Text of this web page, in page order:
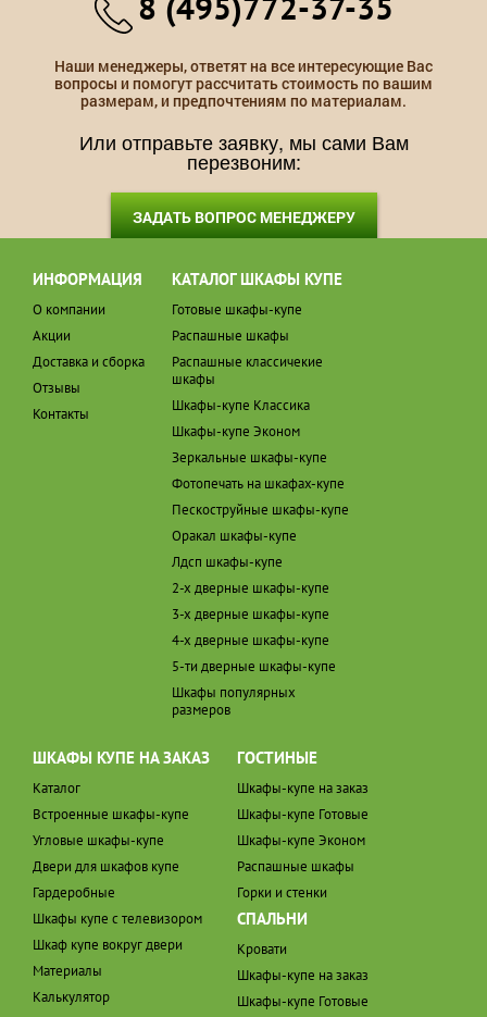
Наши менеджеры, ответят на все интересующие Вас
вопросы и помогут рассчитать стоимость по вашим
размерам, и предпочтениям по материалам.
Или отправьте заявку, мы сами Вам
перезвоним:
ЗАДАТЬ ВОПРОС МЕНЕДЖЕРУ
ИНФОРМАЦИЯ
О компании
Акции
Доставка и сборка
Отзывы
Контакты
КАТАЛОГ ШКАФЫ КУПЕ
Готовые шкафы-купе
Распашные шкафы
Распашные классичекие
шкафы
Шкафы-купе Классика
Шкафы-купе Эконом
Зеркальные шкафы-купе
Фотопечать на шкафах-купе
Пескоструйные шкафы-купе
Оракал шкафы-купе
Лдсп шкафы-купе
2-х дверные шкафы-купе
3-х дверные шкафы-купе
4-х дверные шкафы-купе
5-ти дверные шкафы-купе
Шкафы популярных
размеров
ШКАФЫ КУПЕ НА ЗАКАЗ
Каталог
Встроенные шкафы-купе
Угловые шкафы-купе
Двери для шкафов купе
Гардеробные
Шкафы купе с телевизором
Шкаф купе вокруг двери
Материалы
Калькулятор
ГОСТИНЫЕ
Шкафы-купе на заказ
Шкафы-купе Готовые
Шкафы-купе Эконом
Распашные шкафы
Горки и стенки
СПАЛЬНИ
Кровати
Шкафы-купе на заказ
Шкафы-купе Готовые